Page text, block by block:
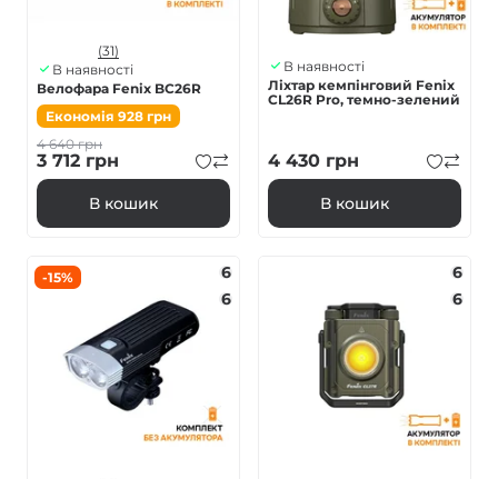
(31)
В наявності
Велофара Fenix BC26R
Економія 928 грн
4 640грн
3 712 грн
В кошик
В наявності
Ліхтар кемпінговий Fenix
CL26R Pro, темно-зелений
4 430 грн
В кошик
-15%
6
6
6
6